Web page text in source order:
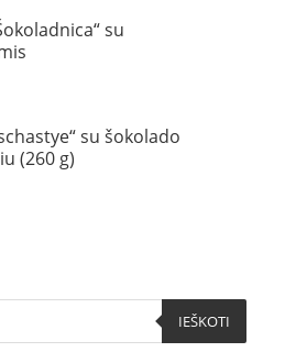
su
su šokolado
(260 g)
IEŠKOTI